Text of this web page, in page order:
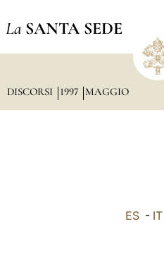
La SANTA SEDE
DISCORSI 1997 MAGGIO
ES - IT